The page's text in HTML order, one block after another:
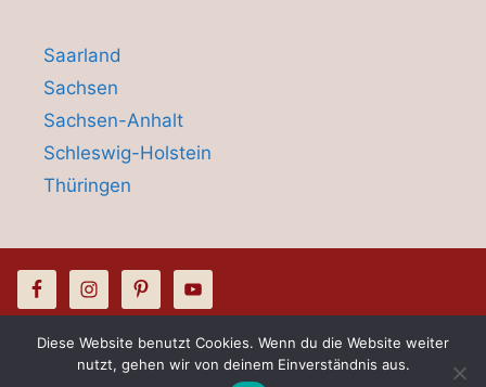
Saarland
Sachsen
Sachsen-Anhalt
Schleswig-Holstein
Thüringen
© 2026 Hussenliebe - Stuhlhusssen &
Diese Website benutzt Cookies. Wenn du die Website weiter
nutzt, gehen wir von deinem Einverständnis aus.
Kontakt